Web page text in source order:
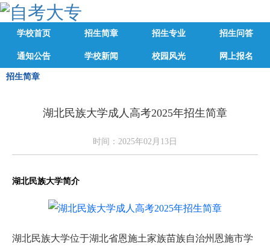
学校首页 招生简章 招生专业 招生问答
通知公告 学校新闻 校园风光 网上报名
招生简章
湖北民族大学成人高考2025年招生简章
时间：2025年02月13日
湖北民族大学简介
湖北民族大学位于湖北省恩施土家族苗族自治州恩施市学